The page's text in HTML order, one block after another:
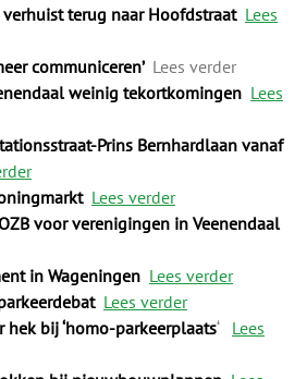
terug naar Hoofdstraat Lees
communiceren’ Lees verder
weinig tekortkomingen Lees
Prins Bernhardlaan vanaf
Lees verder
voor verenigingen in Veenendaal
in Wageningen Lees verder
Lees verder
hek bij ‘homo-parkeerplaats‘ Lees